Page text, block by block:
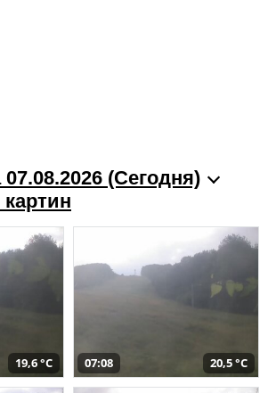
(Cегодня)
19,6 °C 07:08 20,5 °C